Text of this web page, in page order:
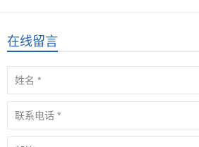
在线留言